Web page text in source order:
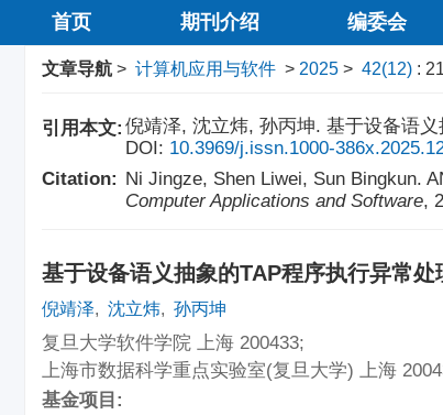
首页 期刊介绍 编委会
文章导航 > 计算机应用与软件 > 2025 > 42(12) :
引用本文: 倪靖泽, 沈立炜, 孙丙坤. 基于设备语
DOI: 10.3969/j.issn.1000-
Citation: Ni Jingze, Shen Liwei, Sun Bingkun.
Computer Applications and Software,
基于设备语义抽象的TAP程序执行异常处
倪靖泽, 沈立炜, 孙丙坤
复旦大学软件学院 上海 200433;
上海市数据科学重点实验室(复旦大学) 上海
基金项目: